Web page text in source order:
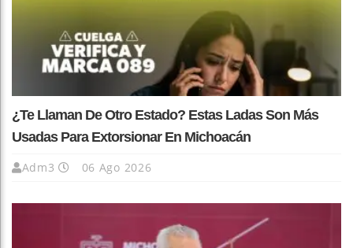
¿Te Llaman De Otro Estado? Estas Ladas Son Más
Usadas Para Extorsionar En Michoacán
Adm3 06 Ago 2026